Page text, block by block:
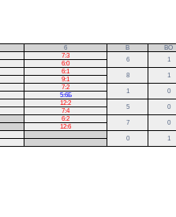
6 В ВО
7:3
6 1
6:0
6:1
8 1
9:1
7:2
1 0
5:6Б
12:2
5 0
7:4
6:2
7 0
12:6
0 1